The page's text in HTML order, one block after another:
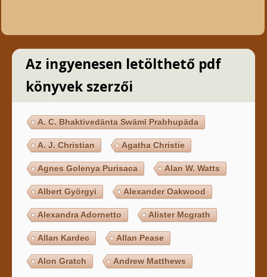
Az ingyenesen letölthető pdf
könyvek szerzői
A. C. Bhaktivedānta Swāmī Prabhupāda
A. J. Christian Agatha Christie
Agnes Golenya Purisaca Alan W. Watts
Albert Györgyi Alexander Oakwood
Alexandra Adornetto Alister Mcgrath
Allan Kardec Allan Pease
Alon Gratch Andrew Matthews